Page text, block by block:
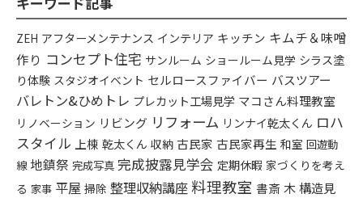
ZEH アフターメンテナンス インテリア キッチン キムチ＆味噌
作り コンセプト住宅 サンルーム ショールーム見学 シラス塗
り体験 スタジオイベント セルロースファイバー バスツアー
バレトン&ひめトレ プレカット工場見学 マコさん料理教室
リノベーション リビング リフォーム リンナイ乾太くん ロハ
スタイル 上棟 乾太くん 収納 古民家 古民家再生 和室 回遊動
線 地鎮祭 完成写真 完成披露見学会 定期休暇 家づくりを考え
る 家事 平屋 掃除 整理収納講座料理教室 書斎 木構造見